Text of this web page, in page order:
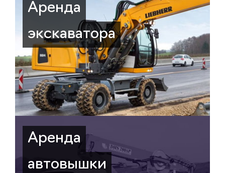
Аренда
экскаватора
Аренда
автовышки